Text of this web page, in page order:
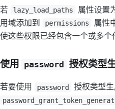
若 lazy_load_paths 属性设置
用域添加到
permissions
属性
使这些权限已经包含一个或多个
使用 password 授权类型
若要使用 password 授权类型